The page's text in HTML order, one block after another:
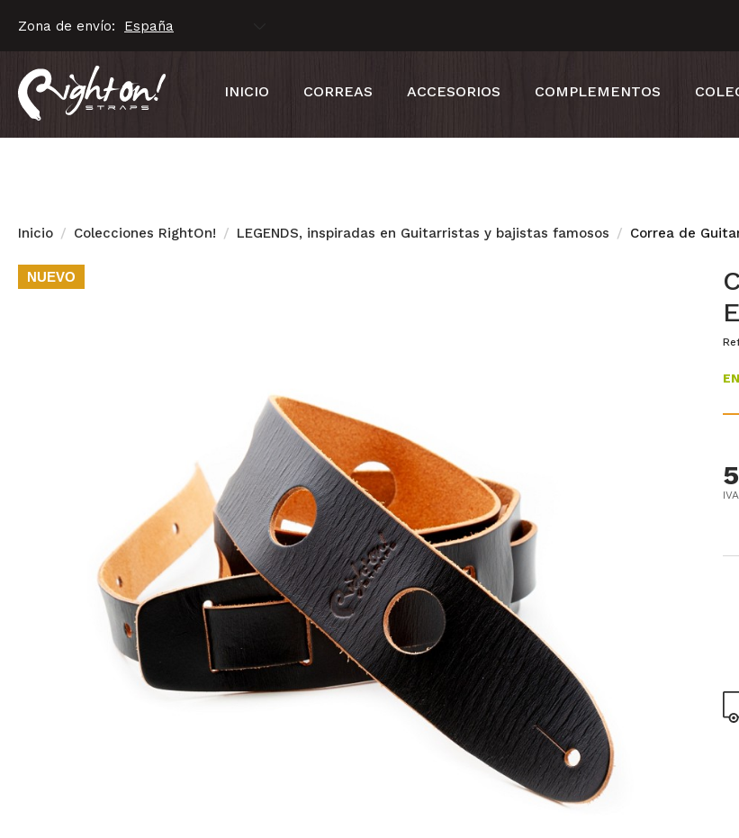
Zona de envío:
INICIO CORREAS ACCESORIOS COMPLEMENTOS
Inicio Colecciones RightOn! LEGENDS, inspiradas en Guitarristas y bajistas famosos Correa de
NUEVO